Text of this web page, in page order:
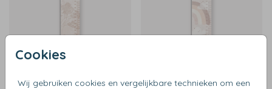
Cookies
Wij gebruiken cookies en vergelijkbare technieken om een